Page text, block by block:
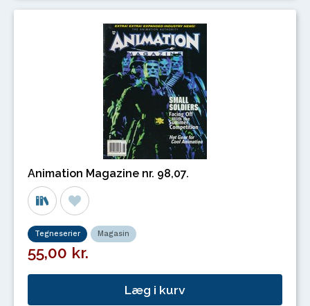
Animation Magazine nr. 98,07.
Tegneserier Magasin
55,00 kr.
Læg i kurv